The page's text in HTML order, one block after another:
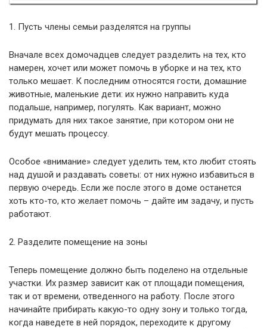
1. Пусть члены семьи разделятся на группы
Вначале всех домочадцев следует разделить на тех, кто
намерен, хочет или может помочь в уборке и на тех, кто
только мешает. К последним относятся гости, домашние
животные, маленькие дети: их нужно направить куда
подальше, например, погулять. Как вариант, можно
придумать для них такое занятие, при котором они не
будут мешать процессу.
Особое «внимание» следует уделить тем, кто любит стоять
над душой и раздавать советы: от них нужно избавиться в
первую очередь. Если же после этого в доме останется
хоть кто-то, кто желает помочь – дайте им задачу, и пусть
работают.
2. Разделите помещение на зоны
Теперь помещение должно быть поделено на отдельные
участки. Их размер зависит как от площади помещения,
так и от времени, отведенного на работу. После этого
начинайте прибирать какую-то одну зону и только тогда,
когда наведете в ней порядок, переходите к другому